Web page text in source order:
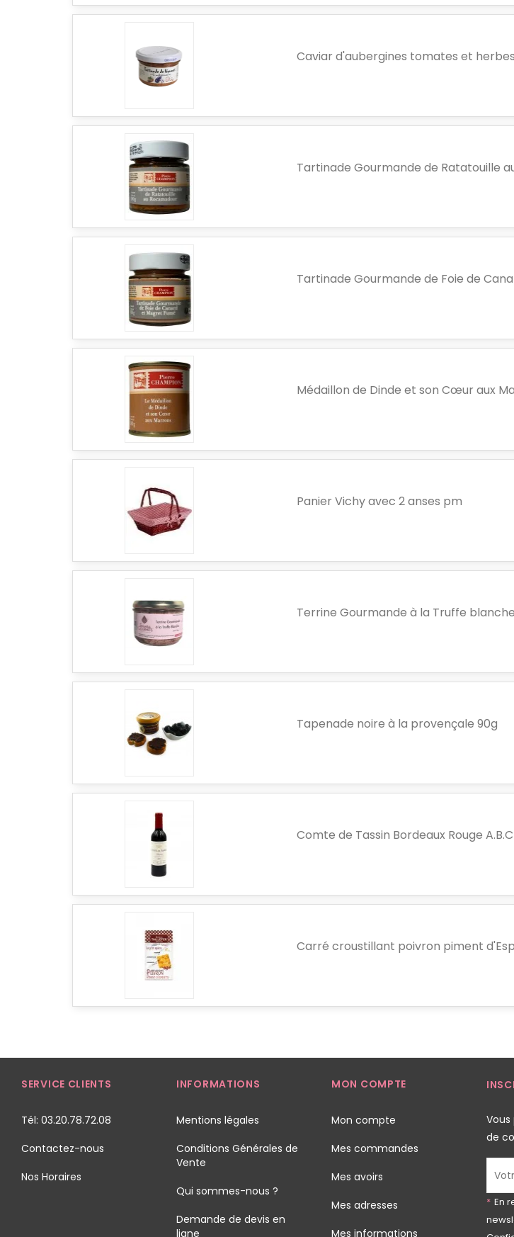
Caviar d'aubergines tomates et
Tartinade Gourmande de Ratatouille
Tartinade Gourmande de Foie de
Médaillon de Dinde et son Cœur aux
Panier Vichy avec 2 anses pm
Terrine Gourmande à la Truffe
Tapenade noire à la provençale 90g
Comte de Tassin Bordeaux Rouge
Carré croustillant poivron piment
SERVICE CLIENTS
Tél: 03.20.78.72.08
Contactez-nous
Nos Horaires
INFORMATIONS
Mentions légales
Conditions Générales de
Vente
Qui sommes-nous ?
Demande de devis en
ligne
MON COMPTE
Mon compte
Mes commandes
Mes avoirs
Mes adresses
Mes informations
de
* En